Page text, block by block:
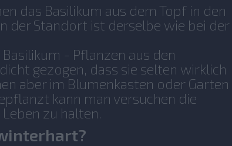
das Basilikum aus dem Topf in den
der Standort ist derselbe wie bei der
- Pflanzen aus den
gezogen, dass sie selten wirklich
aber im Blumenkasten oder Garten
kann man versuchen die
zu halten.